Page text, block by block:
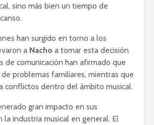
sino más bien un tiempo de
han surgido en torno a los
a Nacho a tomar esta decisión.
de comunicación han afirmado que
problemas familiares, mientras que
conflictos dentro del ámbito musical.
gran impacto en sus
la industria musical en general. El